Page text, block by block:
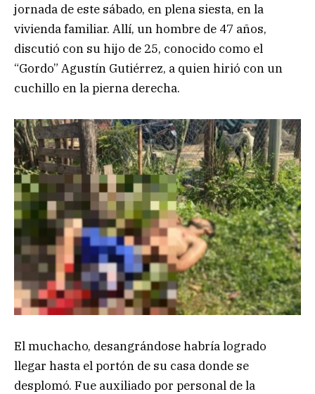
jornada de este sábado, en plena siesta, en la
vivienda familiar. Allí, un hombre de 47 años,
discutió con su hijo de 25, conocido como el
“Gordo” Agustín Gutiérrez, a quien hirió con un
cuchillo en la pierna derecha.
El muchacho, desangrándose habría logrado
llegar hasta el portón de su casa donde se
desplomó. Fue auxiliado por personal de la